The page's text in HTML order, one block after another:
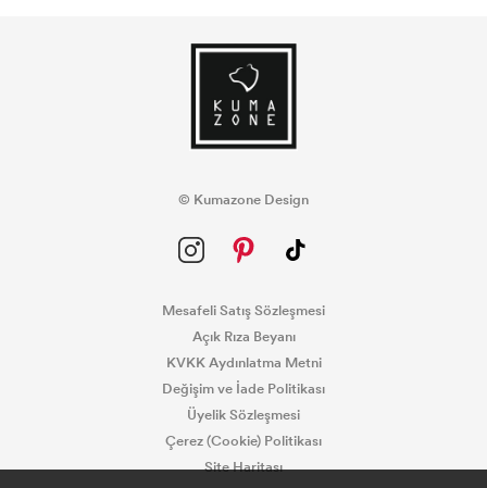
© Kumazone Design
Mesafeli Satış Sözleşmesi
Açık Rıza Beyanı
KVKK Aydınlatma Metni
Değişim ve İade Politikası
Üyelik Sözleşmesi
Çerez (Cookie) Politikası
Site Haritası